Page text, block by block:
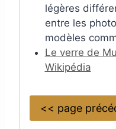
légères
entre les
modèles
Le verre de
Wikipédia
<< page